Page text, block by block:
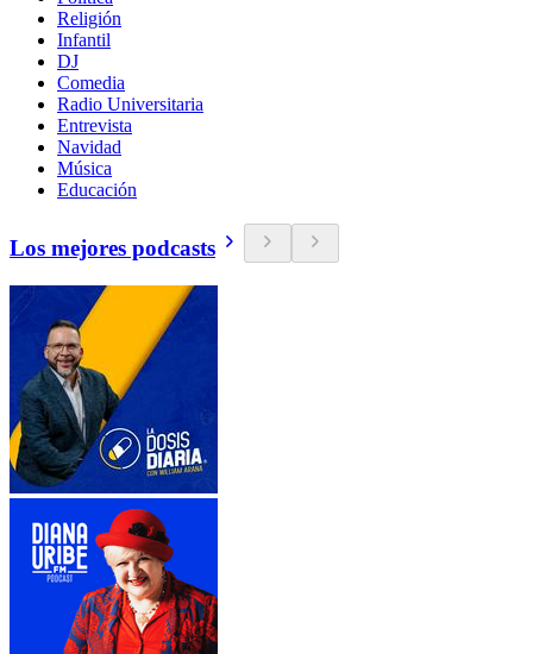
Religión
Infantil
DJ
Comedia
Radio Universitaria
Entrevista
Navidad
Música
Educación
Los mejores podcasts